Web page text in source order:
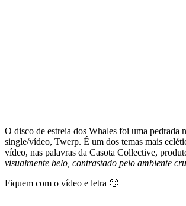
O disco de estreia dos Whales foi uma pedrada
single/vídeo, Twerp. É um dos temas mais
vídeo, nas palavras da Casota Collective,
visualmente belo, contrastado pelo ambiente
Fiquem com o vídeo e letra 🙂